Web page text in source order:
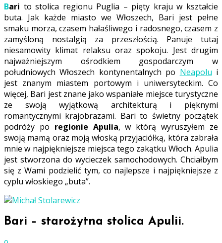
Bari to stolica regionu Puglia – pięty kraju w kształcie
buta. Jak każde miasto we Włoszech, Bari jest pełne
smaku morza, czasem hałaśliwego i radosnego, czasem z
zamyśloną nostalgią za przeszłością. Panuje tutaj
niesamowity klimat relaksu oraz spokoju. Jest drugim
najważniejszym ośrodkiem gospodarczym w
południowych Włoszech kontynentalnych po Neapolu i
jest znanym miastem portowym i uniwersyteckim. Co
więcej, Bari jest znane jako wspaniałe miejsce turystyczne
ze swoją wyjątkową architekturą i pięknymi
romantycznymi krajobrazami. Bari to świetny początek
podróży po regionie Apulia, w którą wyruszyłem ze
swoją mamą oraz moją włoską przyjaciółką, która zabrała
mnie w najpiękniejsze miejsca tego zakątku Włoch. Apulia
jest stworzona do wycieczek samochodowych. Chciałbym
się z Wami podzielić tym, co najlepsze i najpiękniejsze z
cyplu włoskiego „buta”.
Bari – starożytna stolica Apulii.